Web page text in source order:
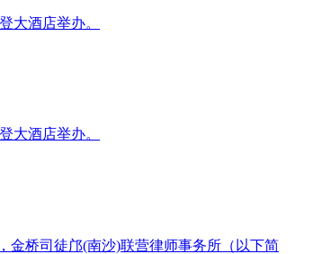
大酒店举办。
大酒店举办。
金桥司徒邝(南沙)联营律师事务所（以下简